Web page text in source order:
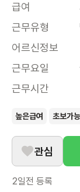
급여
근무유형
어르신정보
근무요일
근무시간
높은급여 초보가능
관심
2일전 등록